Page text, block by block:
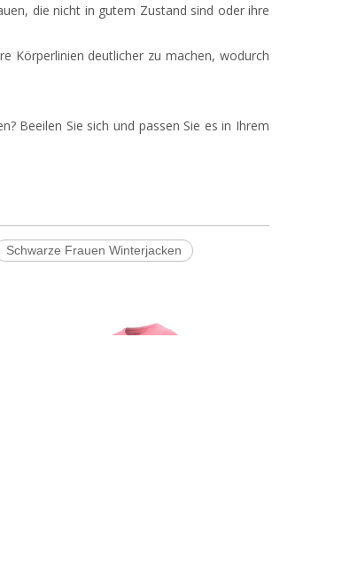
die nicht in gutem Zustand sind oder ihre
Körperlinien deutlicher zu machen, wodurch
Beeilen Sie sich und passen Sie es in Ihrem
Schwarze Frauen Winterjacken